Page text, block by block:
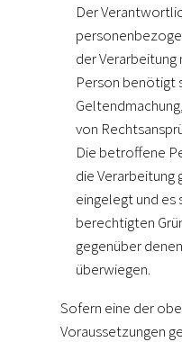
Der
der
Person benötigt
von
Die betroffene
die Verarbeitung
eingelegt und
berechtigten
gegenüber
überwiegen.
Sofern eine der
Voraussetzungen